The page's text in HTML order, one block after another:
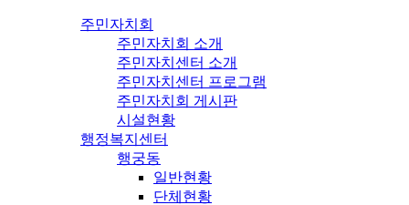
주민자치회
주민자치회 소개
주민자치센터 소개
주민자치센터 프로그램
주민자치회 게시판
시설현황
행정복지센터
행궁동
일반현황
단체현황